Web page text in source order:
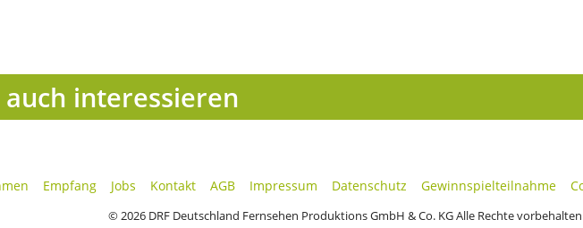
interessieren
Empfang Jobs Kontakt AGB Impressum Datenschutz Gewinnspielteilnahme
© 2026 DRF Deutschland Fernsehen Produktions GmbH & Co. KG Alle Rechte vorbehalten